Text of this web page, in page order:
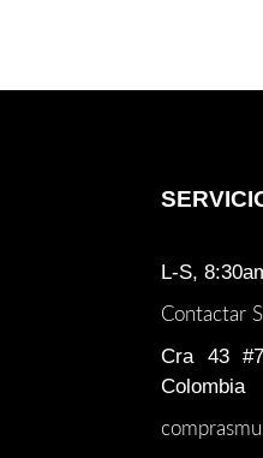
L-S,
Contactar
Cra 43
Colombia